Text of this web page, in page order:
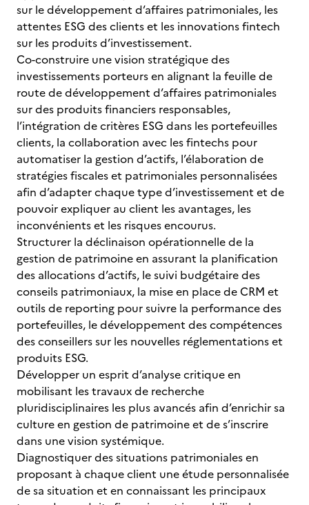
sur le développement d’affaires patrimoniales, les
attentes ESG des clients et les innovations fintech
sur les produits d’investissement.
Co-construire une vision stratégique des
investissements porteurs en alignant la feuille de
route de développement d’affaires patrimoniales
sur des produits financiers responsables,
l’intégration de critères ESG dans les portefeuilles
clients, la collaboration avec les fintechs pour
automatiser la gestion d’actifs, l’élaboration de
stratégies fiscales et patrimoniales personnalisées
afin d’adapter chaque type d’investissement et de
pouvoir expliquer au client les avantages, les
inconvénients et les risques encourus.
Structurer la déclinaison opérationnelle de la
gestion de patrimoine en assurant la planification
des allocations d’actifs, le suivi budgétaire des
conseils patrimoniaux, la mise en place de CRM et
outils de reporting pour suivre la performance des
portefeuilles, le développement des compétences
des conseillers sur les nouvelles réglementations et
produits ESG.
Développer un esprit d’analyse critique en
mobilisant les travaux de recherche
pluridisciplinaires les plus avancés afin d’enrichir sa
culture en gestion de patrimoine et de s’inscrire
dans une vision systémique.
Diagnostiquer des situations patrimoniales en
proposant à chaque client une étude personnalisée
de sa situation et en connaissant les principaux